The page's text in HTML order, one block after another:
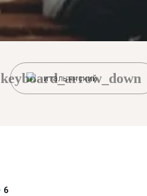
итальянский
keyboard_arrow_down
6